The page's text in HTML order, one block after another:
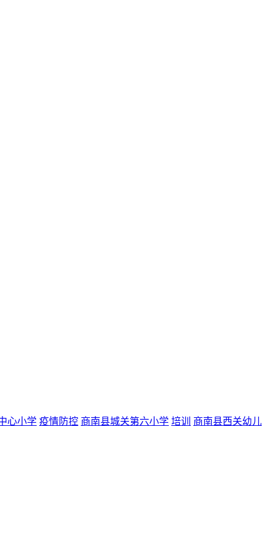
心小学 疫情防控 商南县城关第六小学 培训 商南县西关幼儿